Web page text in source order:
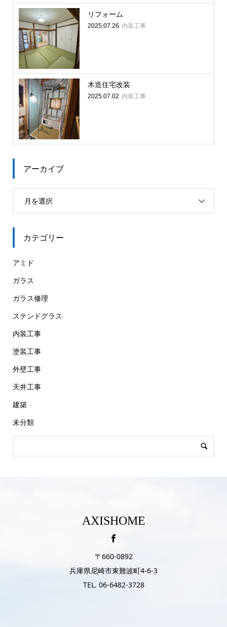
リフォーム
2025.07.26 内装工事
木造住宅改装
2025.07.02 内装工事
アーカイブ
月を選択
カテゴリー
アミド
ガラス
ガラス修理
ステンドグラス
内装工事
塗装工事
外壁工事
天井工事
建築
未分類
AXISHOME
〒660-0892
兵庫県尼崎市東難波町4-6-3
TEL. 06-6482-3728